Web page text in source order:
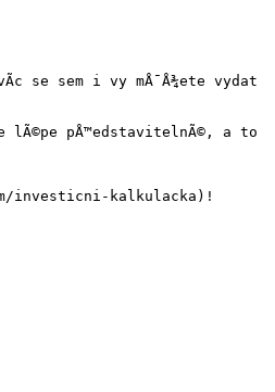
se sem i vy mÅ¯Å¾ete vydat
lÃ©pe pÅ™edstavitelnÃ©, a to
investicni-kalkulacka)!